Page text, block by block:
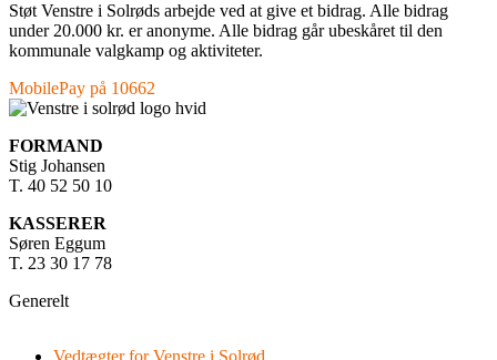
Støt Venstre i Solrøds arbejde ved at give et bidrag. Alle bidrag
under 20.000 kr. er anonyme. Alle bidrag går ubeskåret til den
kommunale valgkamp og aktiviteter.
MobilePay på 10662
FORMAND
Stig Johansen
T. 40 52 50 10
KASSERER
Søren Eggum
T. 23 30 17 78
Generelt